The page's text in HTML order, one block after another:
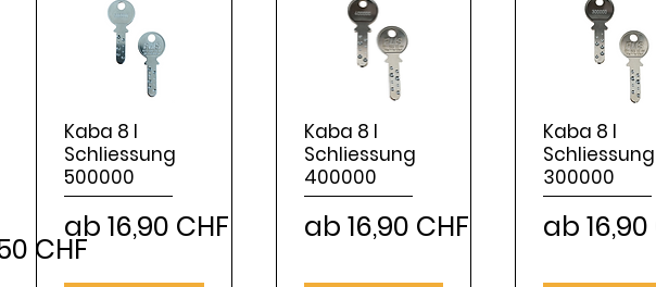
Preis
CHF
Kaba 8 I
Schliessung
500000
ab16,90 CHF
Sale-Preis
Kaba 8 I
Schliessung
400000
ab 16,90 CHF
Sale-Preis
Kaba 8 I
Schliessung
300000
ab
Sale-